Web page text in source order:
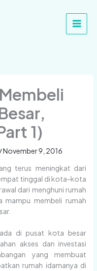
1)
/November 9, 2016
terus meningkat dari
tinggal di kota-kota
dari menghuni rumah
mampu membeli rumah
di pusat kota besar
akses dan investasi
yang membuat
rumah idamanya di